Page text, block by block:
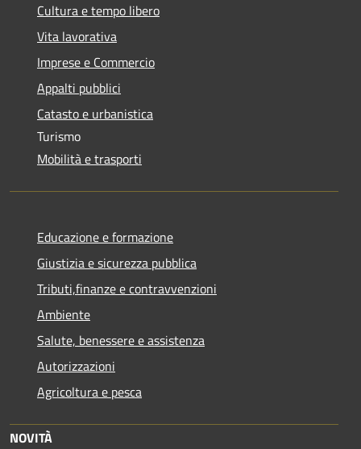
Cultura e tempo libero
Vita lavorativa
Imprese e Commercio
Appalti pubblici
Catasto e urbanistica
Turismo
Mobilità e trasporti
Educazione e formazione
Giustizia e sicurezza pubblica
Tributi,finanze e contravvenzioni
Ambiente
Salute, benessere e assistenza
Autorizzazioni
Agricoltura e pesca
NOVITÀ